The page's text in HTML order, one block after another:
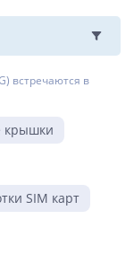
встречаются в
крышки
SIM карт